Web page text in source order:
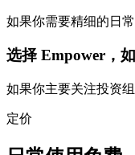
如果你需要精细的日
选择 Empower，
如果你主要关注投资
定价